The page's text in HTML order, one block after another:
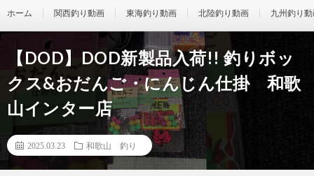
ホーム 関西釣り動画 東海釣り動画 北陸釣り動画 九州釣り
【DOD】DOD新製品入荷!! 釣りボッ
クス&おだんご・にんじん仕掛 和歌
山インター店
2025.03.23 和歌山 釣り